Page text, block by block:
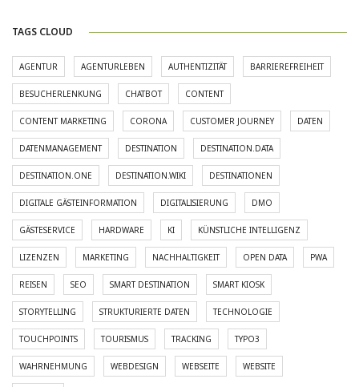
TAGS CLOUD
AGENTUR AGENTURLEBEN AUTHENTIZITÄT BARRIEREFREIHEIT
BESUCHERLENKUNG CHATBOT CONTENT
CONTENT MARKETING CORONA CUSTOMER JOURNEY DATEN
DATENMANAGEMENT DESTINATION DESTINATION.DATA
DESTINATION.ONE DESTINATION.WIKI DESTINATIONEN
DIGITALE GÄSTEINFORMATION DIGITALISIERUNG DMO
GÄSTESERVICE HARDWARE KI KÜNSTLICHE INTELLIGENZ
LIZENZEN MARKETING NACHHALTIGKEIT OPEN DATA PWA
REISEN SEO SMART DESTINATION SMART KIOSK
STORYTELLING STRUKTURIERTE DATEN TECHNOLOGIE
TOUCHPOINTS TOURISMUS TRACKING TYPO3
WAHRNEHMUNG WEBDESIGN WEBSEITE WEBSITE